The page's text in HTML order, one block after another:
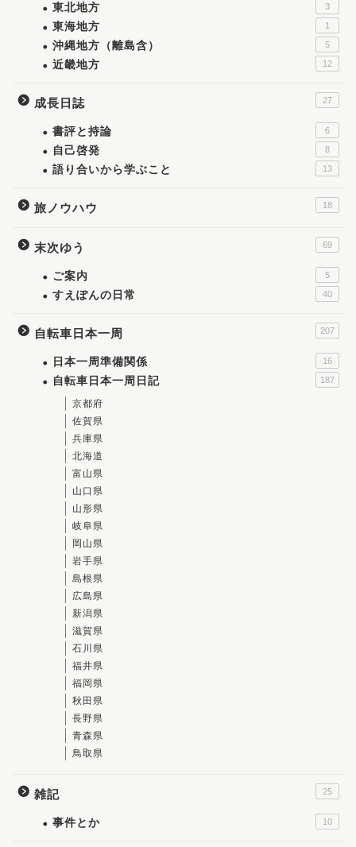
東北地方 3
東海地方 1
沖縄地方（離島含） 5
近畿地方 12
成長日誌 27
書評と持論 6
自己啓発 8
語り合いから学ぶこと 13
旅ノウハウ 18
末次ゆう 69
ご案内 5
すえぽんの日常 40
自転車日本一周 207
日本一周準備関係 16
自転車日本一周日記 187
京都府
佐賀県
兵庫県
北海道
富山県
山口県
山形県
岐阜県
岡山県
岩手県
島根県
広島県
新潟県
滋賀県
石川県
福井県
福岡県
秋田県
長野県
青森県
鳥取県
雑記 25
事件とか 10